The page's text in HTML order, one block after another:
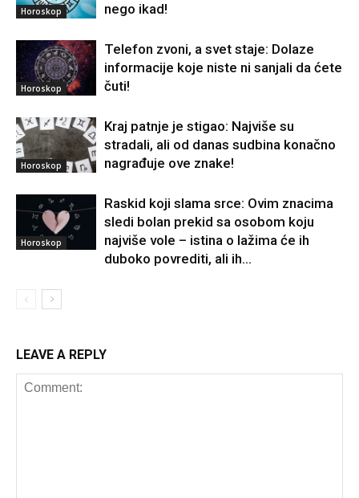
Horoskop
nego ikad!
Horoskop
Telefon zvoni, a svet staje: Dolaze
informacije koje niste ni sanjali da ćete
čuti!
Horoskop
Kraj patnje je stigao: Najviše su
stradali, ali od danas sudbina konačno
nagrađuje ove znake!
Horoskop
Raskid koji slama srce: Ovim znacima
sledi bolan prekid sa osobom koju
najviše vole – istina o lažima će ih
duboko povrediti, ali ih...
LEAVE A REPLY